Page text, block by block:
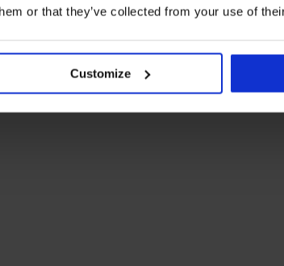
or that they’ve collected from your use of
Customize